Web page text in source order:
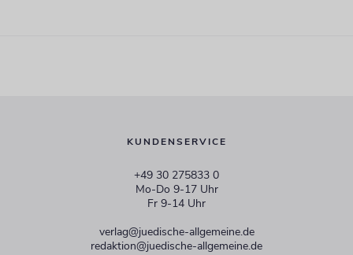
KUNDENSERVICE
+49 30 275833 0
Mo-Do 9-17 Uhr
Fr 9-14 Uhr
verlag@juedische-allgemeine.de
redaktion@juedische-allgemeine.de